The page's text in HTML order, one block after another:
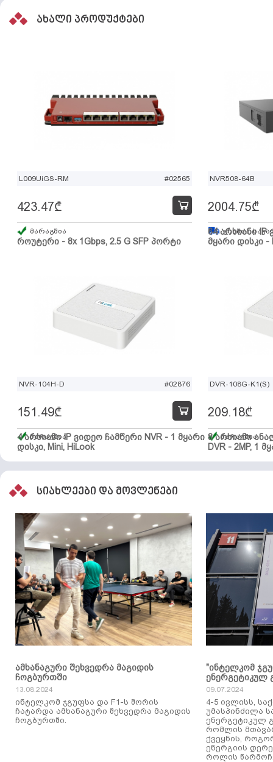
ახალი პროდუქტები
L009UiGS-RM #02565
როუტერი - 8x 1Gbps, 2.5 G SFP პორტი
423.47₾
მარაგშია
NVR508-64B
64 არხიანი IP
მყარი დისკი -
2004.75₾
გზაშია,
NVR-104H-D #02876
4 არხიანი IP ვიდეო ჩამწერი NVR - 1 მყარი
დისკი, Mini, HiLook
151.49₾
მარაგშია
DVR-108G-K1(S)
8 არხიანი
DVR - 2MP, 1
209.18₾
მარაგშია
სიახლეები და მოვლენები
ამხანაგური შეხვედრა მაგიდის
ჩოგბურთში
13.08.2024
ინტელკომ ჯგუფსა და F1-ს შორის
ჩატარდა ამხანაგური შეხვედრა მაგიდის
ჩოგბურთში.
"ინტელკომ
ენერგეტიკულ
09.07.2024
4-5 ივლისს,
უმასპინძილა
ენერგეტიკულ
რომლის
ქვეყნის,
ენერგიის
როლის